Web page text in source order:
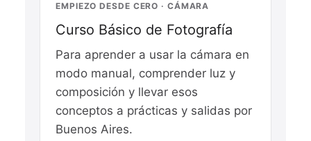
EMPIEZO DESDE CERO · CÁMARA
Curso Básico de Fotografía
Para aprender a usar la cámara en
modo manual, comprender luz y
composición y llevar esos
conceptos a prácticas y salidas por
Buenos Aires.